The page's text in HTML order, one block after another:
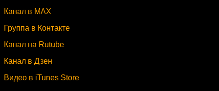
Канал в MAX
Группа в Контакте
Канал на Rutube
Канал в Дзен
Видео в iTunes Store